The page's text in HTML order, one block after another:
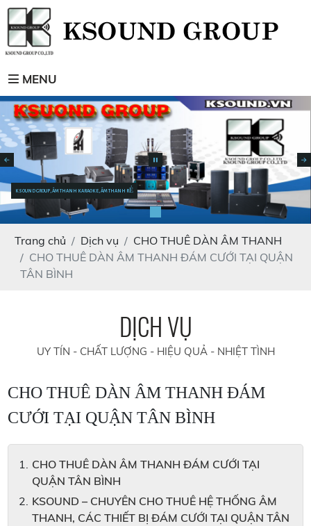
MENU
KSOUND GROUP, ÂM THANH KARAOKE, ÂM THANH RẺ
Trang chủ Dịch vụ
CHO THUÊ DÀN ÂM THANH
CHO THUÊ DÀN ÂM THANH ĐÁM CƯỚI TẠI QUẬN
TÂN BÌNH
DỊCH VỤ
UY TÍN - CHẤT LƯỢNG - HIỆU QUẢ - NHIỆT TÌNH
CHO THUÊ DÀN ÂM THANH ĐÁM
CƯỚI TẠI QUẬN TÂN BÌNH
CHO THUÊ DÀN ÂM THANH ĐÁM CƯỚI TẠI
QUẬN TÂN BÌNH
KSOUND – CHUYÊN CHO THUÊ HỆ THỐNG ÂM
THANH, CÁC THIẾT BỊ ĐÁM CƯỚI TẠI QUẬN TÂN